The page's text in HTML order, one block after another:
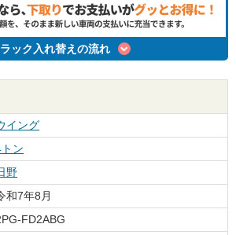
ラック入れ替えの流れ
イング
ン
野
和7年8月
FD2ABG